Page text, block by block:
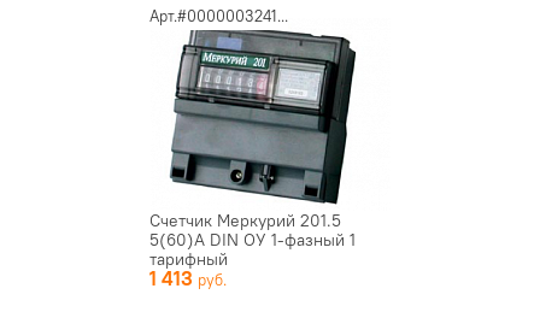
Арт.#0000003241...
Счетчик Меркурий 201.5
5(60)А DIN ОУ 1-фазный 1
тарифный
1 413